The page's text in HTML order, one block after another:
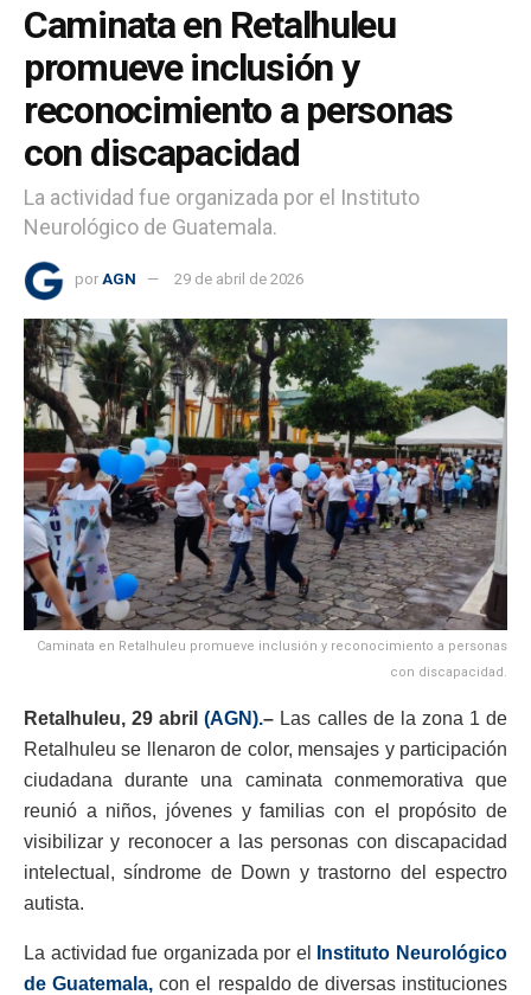
Caminata en Retalhuleu
promueve inclusión y
reconocimiento a personas
con discapacidad
La actividad fue organizada por el Instituto
Neurológico de Guatemala.
por AGN 29 de abril de 2026
Caminata en Retalhuleu promueve inclusión y reconocimiento a personas
con discapacidad.
Retalhuleu, 29 abril(AGN).– Las calles de la zona 1 de
Retalhuleu se llenaron de color, mensajes y participación
ciudadana durante una caminata conmemorativa que
reunió a niños, jóvenes y familias con el propósito de
visibilizar y reconocer a las personas con discapacidad
intelectual, síndrome de Down y trastorno del espectro
autista.
La actividad fue organizada por el
Instituto Neurológico
de Guatemala, con el respaldo de diversas instituciones